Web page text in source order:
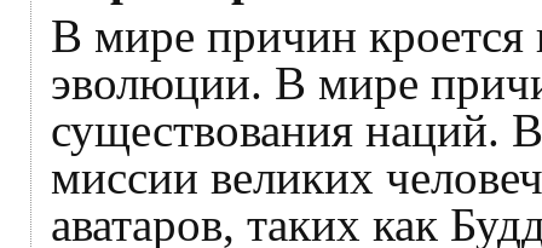
В мире причин кроется
эволюции. В мире
существования наций.
миссии великих
аватаров, таких как